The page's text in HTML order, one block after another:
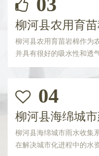
柳河县农用育
柳河县农用育苗岩棉作为
并具有很好的吸水性和透
04
柳河县海绵城
柳河县海绵城市雨水收集
在解决城市化进程中的水